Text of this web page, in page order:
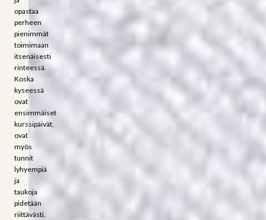
opastaa
perheen
pienimmät
toimimaan
itsenäisesti
rinteessä.
Koska
kyseessä
ovat
ensimmäiset
kurssipäivät,
ovat
myös
tunnit
lyhyempiä
ja
taukoja
pidetään
riittävästi.